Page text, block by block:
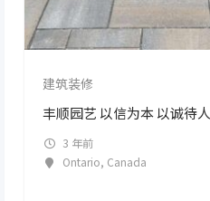
建筑装修
丰顺园艺 以信为本 以诚待人
3 年前
Ontario, Canada